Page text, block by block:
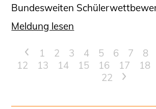
Bundesweiten
Meldung lesen
< 1 2 3 4 5 6 7 8
12
13 14 15 16 17 18
22
>